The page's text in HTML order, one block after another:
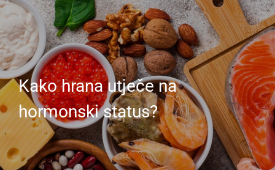
Kako hrana utječe na
hormonski status?